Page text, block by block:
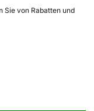
Sie von Rabatten und